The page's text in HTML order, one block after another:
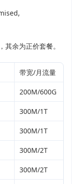
余为正价套餐。
带宽/月流量
200M/600G
300M/1T
300M/1T
300M/2T
300M/2T